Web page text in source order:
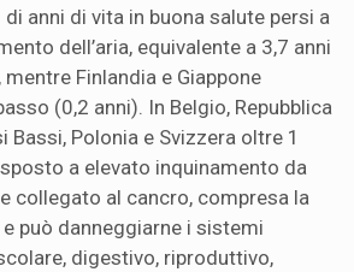
anni di vita in buona salute persi a
dell’aria, equivalente a 3,7 anni
Finlandia e Giappone
(0,2 anni). In Belgio, Repubblica
Bassi, Polonia e Svizzera oltre 1
a elevato inquinamento da
collegato al cancro, compresa la
può danneggiarne i sistemi
digestivo, riproduttivo,